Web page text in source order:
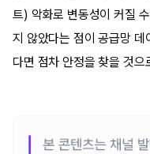
트) 악화로 변동성이 커질
지 않았다는 점이 공급망 데
다면 점차 안정을 찾을 것으